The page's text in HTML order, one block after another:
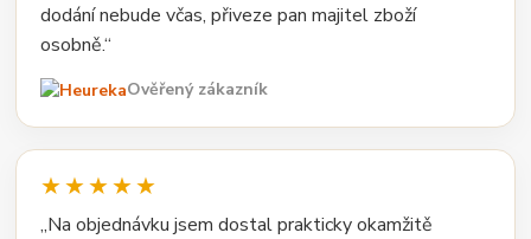
dodání nebude včas, přiveze pan majitel zboží
osobně.“
Ověřený zákazník
★★★★★
„Na objednávku jsem dostal prakticky okamžitě